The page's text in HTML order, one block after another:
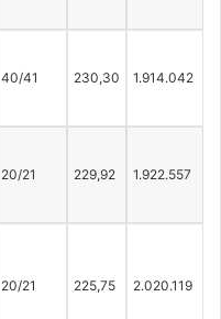
40/41 230,30 1.914.042
20/21 229,92 1.922.557
20/21 225,75 2.020.119